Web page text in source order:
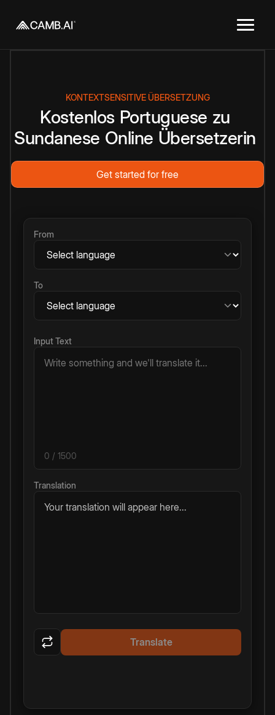
KONTEXTSENSITIVE ÜBERSETZUNG
Kostenlos Portuguese zu
Sundanese Online Übersetzerin
Get started for free
From
To
Input Text
0 / 1500
Translation
Your translation will appear here...
Translate